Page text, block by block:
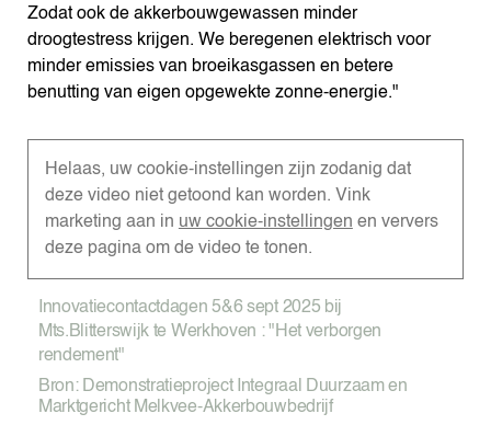
Zodat ook de akkerbouwgewassen minder
droogtestress krijgen. We beregenen elektrisch voor
minder emissies van broeikasgassen en betere
benutting van eigen opgewekte zonne-energie."
Helaas, uw cookie-instellingen zijn zodanig dat
deze video niet getoond kan worden. Vink
marketing aan in uw cookie-instellingen en ververs
deze pagina om de video te tonen.
Innovatiecontactdagen 5&6 sept 2025 bij
Mts.Blitterswijk te Werkhoven : "Het verborgen
rendement"
Bron: Demonstratieproject Integraal Duurzaam en
Marktgericht Melkvee-Akkerbouwbedrijf